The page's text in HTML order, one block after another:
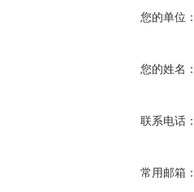
您的单位
您的姓名
联系电话
常用邮箱